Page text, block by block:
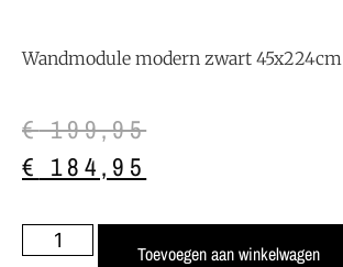
Wandmodule modern zwart 45x224cm
€199,95
€ 184,95
Toevoegen aan winkelwagen